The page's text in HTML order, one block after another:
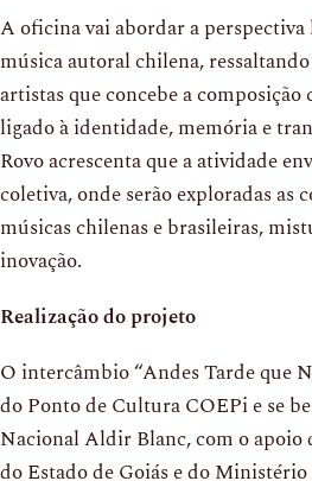
A oficina vai abordar a
música autoral chilena,
artistas que concebe a
ligado à identidade, memória e
Rovo acrescenta que a atividade
coletiva, onde serão exploradas as
músicas chilenas e brasileiras,
inovação.
Realização do projeto
O intercâmbio “Andes Tarde que
do Ponto de Cultura COEPi e se
Nacional Aldir Blanc, com o apoio
do Estado de Goiás e do